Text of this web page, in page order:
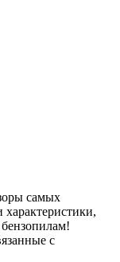
самых
с